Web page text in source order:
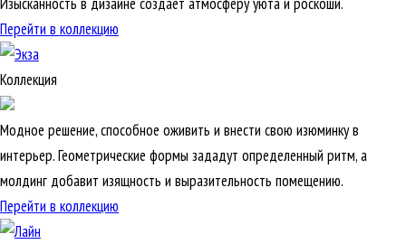
Перейти в коллекцию
Коллекция
Модное решение, способное оживить и внести свою изюминку в
интерьер. Геометрические формы зададут определенный ритм, а
молдинг добавит изящность и выразительность помещению.
Перейти в коллекцию